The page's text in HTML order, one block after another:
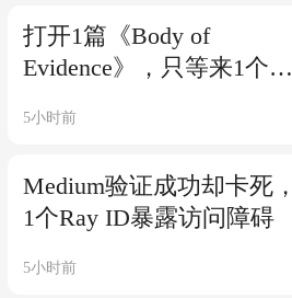
打开1篇《Body of
Evidence》，只等来1个验
5小时前
Medium验证成功却卡死，
1个Ray ID暴露访问障碍
5小时前